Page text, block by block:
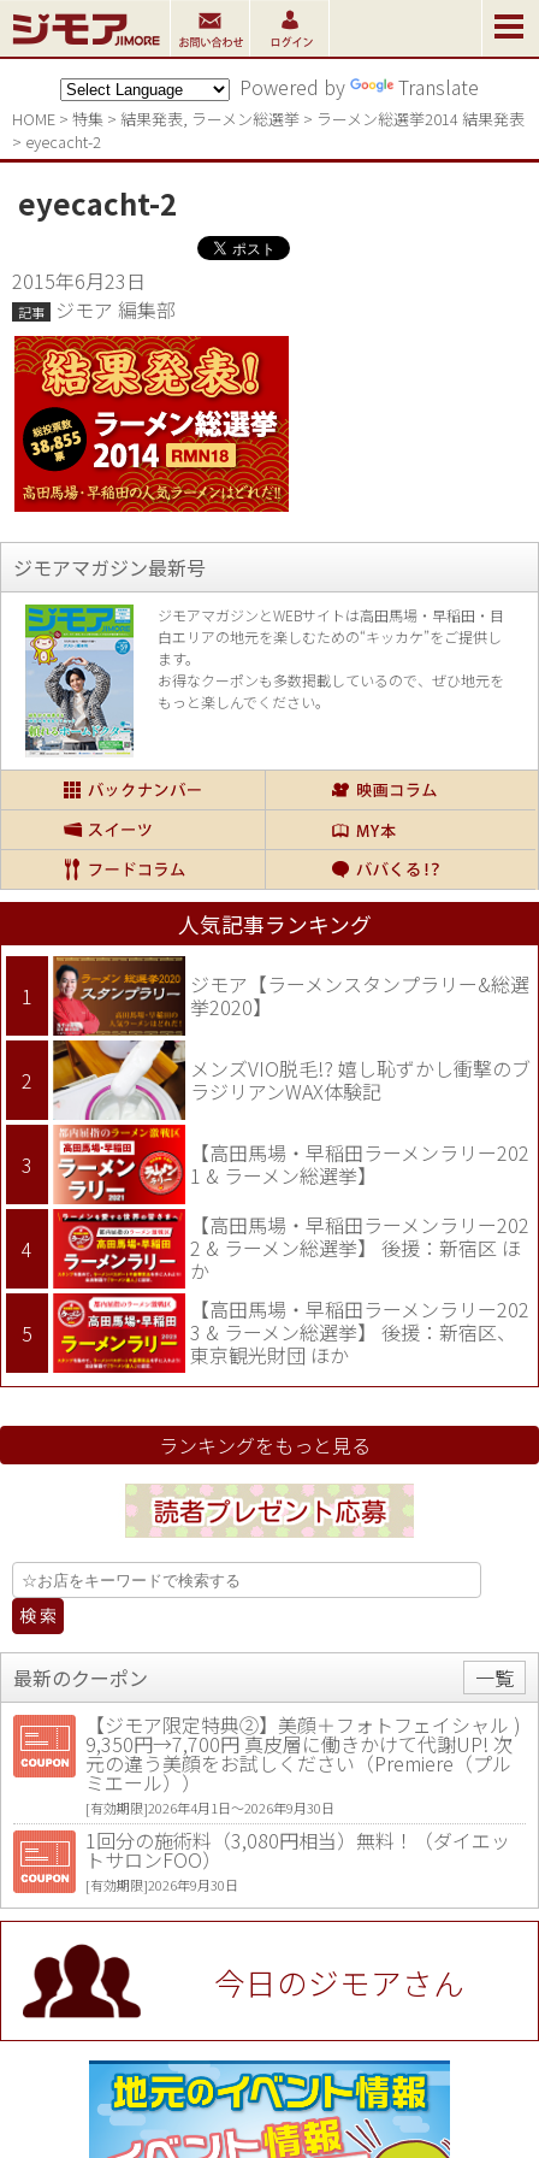
Powered by Translate
HOME > 特集 > 結果発表, ラーメン総選挙 > ラーメン総選挙2014 結果発表
> eyecacht-2
eyecacht-2
2015年6月23日
記事 ジモア 編集部
ジモアマガジン最新号
ジモアマガジンとWEBサイトは高田馬場・早稲田・目
白エリアの地元を楽しむための“キッカケ”をご提供し
ます。
お得なクーポンも多数掲載しているので、 ぜひ地元を
もっと楽しんでください。
人気記事ランキング
ジモア【ラーメンスタンプラリー&総選
挙2020】
メンズVIO脱毛!? 嬉し恥ずかし衝撃のブ
ラジリアンWAX体験記
【高田馬場・早稲田ラーメンラリー202
1 & ラーメン総選挙】
【高田馬場・早稲田ラーメンラリー202
2 & ラーメン総選挙】 後援：新宿区 ほ
か
【高田馬場・早稲田ラーメンラリー202
3 & ラーメン総選挙】 後援：新宿区、
東京観光財団 ほか
ランキングをもっと見る
最新のクーポン
一覧
【ジモア限定特典②】美顔＋フォトフェイシャル )
9,350円→7,700円 真皮層に働きかけて代謝UP! 次
元の違う美顔をお試しください（Premiere（プル
ミエール））
[有効期限]2026年4月1日〜2026年9月30日
1回分の施術料（3,080円相当）無料！（ダイエッ
トサロンFOO）
[有効期限]2026年9月30日
値段提示後「ジモア見た」で更に買い取り金額 U
P！※チケットと新品商品は除く（大黒屋 高田馬場
駅前店）
[有効期限]2026年9月30日
★ジモア限定特典★ お会計より全品5％OFF（ナチ
ュラル＆ハンドメイドショップ［マキマキ］）
[有効期限]2026年9月30日まで
【ジモア限定①】初回割引 特価 VIO脱毛11,000円
⇒8,800円（メンズ専門ワックス脱毛サロン Mickle
（ミックル））
今日のジモアさん